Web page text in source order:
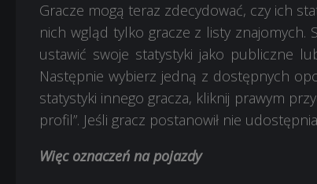
Gracze mogą teraz zdecydować, czy ich
nich wgląd tylko gracze z listy znajomych.
ustawić swoje statystyki jako publiczne
Następnie wybierz jedną z dostępnych
statystyki innego gracza, kliknij prawym
profil”. Jeśli gracz postanowił nie
Więc oznaczeń na pojazdy